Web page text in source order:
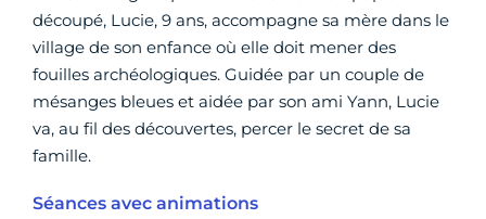
découpé, Lucie, 9 ans, accompagne sa mère dans le
village de son enfance où elle doit mener des
fouilles archéologiques. Guidée par un couple de
mésanges bleues et aidée par son ami Yann, Lucie
va, au fil des découvertes, percer le secret de sa
famille.
Séances avec animations